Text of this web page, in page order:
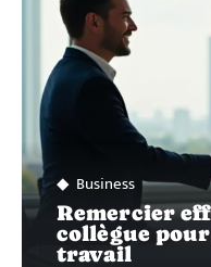
Business
Remercier
collègue
travail